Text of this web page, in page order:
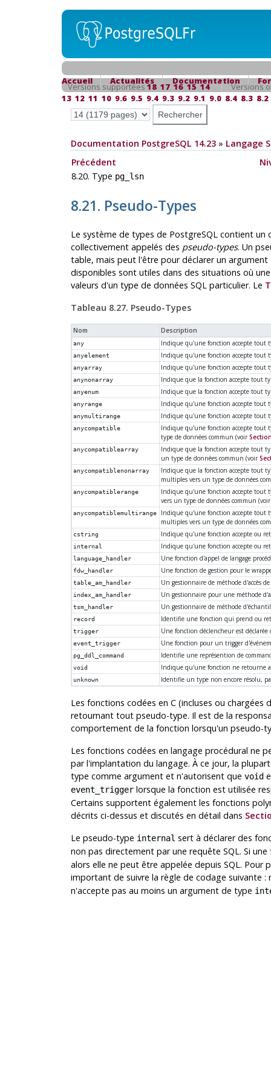
Accueil Actualités Documentation
Versions supportées18 17 16 15 14
Versions
13 12 11 10 9.6 9.5 9.4 9.3 9.2 9.1 9.0 8.4 8.3 8.2
Documentation PostgreSQL 14.23» Langage
Précédent
8.20. Type pg_lsn
8.21. Pseudo-Types
Le système de types de PostgreSQLcontient un
collectivement appelés des pseudo-types. Un
table, mais peut l'être pour déclarer un
disponibles sont utiles dans des situations où
valeurs d'un type de données SQLparticulier. Le
Tableau 8.27. Pseudo-Types
Nom Description
any Indique qu'une fonction accepte tout
anyelement Indique qu'une fonction accepte tout
anyarray Indique qu'une fonction accepte tout
anynonarray Indique que la fonction accepte tout
anyenum Indique que la fonction accepte tout
anyrange Indique qu'une fonction accepte tout
anymultirange Indique qu'une fonction accepte tout
anycompatible
Indique qu'une fonction accepte tout
type de données commun (voir
anycompatiblearray
Indique que la fonction accepte tout
un type de données commun (voir
anycompatiblenonarray
Indique que la fonction accepte tout
multiples vers un type de données
anycompatiblerange
Indique qu'une fonction accepte tout
vers un type de données commun
anycompatiblemultirange
Indique qu'une fonction accepte tout
multiples vers un type de données
cstring Indique qu'une fonction accepte ou
internal Indique qu'une fonction accepte ou
language_handler Une fonction d'appel de langage
fdw_handler Une fonction de gestion pour le
table_am_handler Un gestionnaire de méthode d'accès
index_am_handler Un gestionnaire pour une méthode
tsm_handler Un gestionnaire de méthode
record Identifie une fonction qui prend ou
trigger Une fonction déclencheur est
event_trigger Une fonction pour un trigger
pg_ddl_command Identifie une représention de
void Indique qu'une fonction ne retourne
unknown Identifie un type non encore résolu,
Les fonctions codées en C (incluses ou
retournant tout pseudo-type. Il est de la
comportement de la fonction lorsqu'un pseudo-
Les fonctions codées en langage procédural ne
par l'implantation du langage. À ce jour, la
type comme argument et n'autorisent que void
event_triggerlorsque la fonction est utilisée
Certains supportent également les fonctions
décrits ci-dessus et discutés en détail dans
Le pseudo-type internal sert à déclarer des
non pas directement par une requête SQL. Si
alors elle ne peut être appelée depuis SQL. Pour
important de suivre la règle de codage suivante
n'accepte pas au moins un argument de type